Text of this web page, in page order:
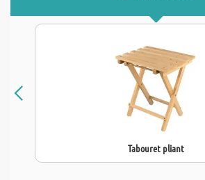
Tabouret pliant